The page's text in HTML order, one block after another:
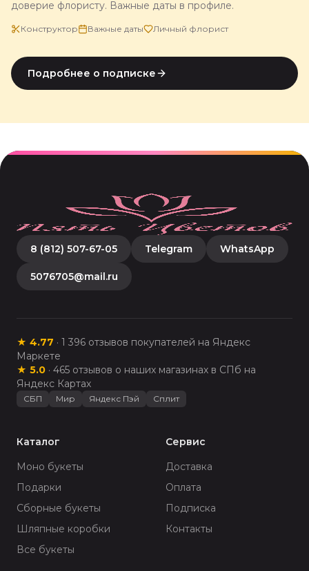
доверие флористу. Важные даты в профиле.
Конструктор Важные даты Личный флорист
Подробнее о подписке
8 (812) 507-67-05 Telegram WhatsApp
5076705@mail.ru
★ 4.77 · 1 396 отзывов покупателей на Яндекс
Маркете
★ 5.0 · 465 отзывов о наших магазинах в СПб на
Яндекс Картах
СБП Мир Яндекс Пэй Сплит
Каталог
Моно букеты
Подарки
Сборные букеты
Шляпные коробки
Все букеты
Сервис
Доставка
Оплата
Подписка
Контакты